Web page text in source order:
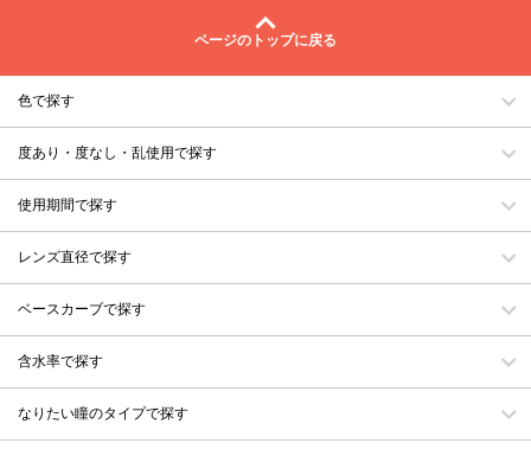
ページのトップに戻る
色で探す
度あり・度なし・乱使用で探す
使用期間で探す
レンズ直径で探す
ベースカーブで探す
含水率で探す
なりたい瞳のタイプで探す